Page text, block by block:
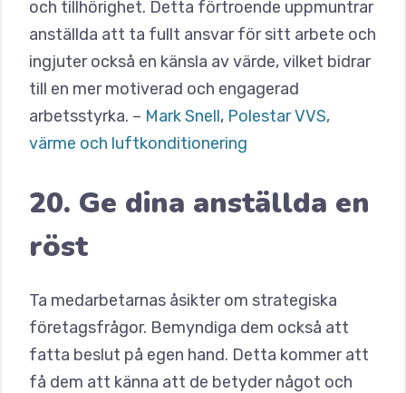
och tillhörighet. Detta förtroende uppmuntrar
anställda att ta fullt ansvar för sitt arbete och
ingjuter också en känsla av värde, vilket bidrar
till en mer motiverad och engagerad
arbetsstyrka. – Mark Snell, Polestar VVS,
värme och luftkonditionering
20. Ge dina anställda en
röst
Ta medarbetarnas åsikter om strategiska
företagsfrågor. Bemyndiga dem också att
fatta beslut på egen hand. Detta kommer att
få dem att känna att de betyder något och